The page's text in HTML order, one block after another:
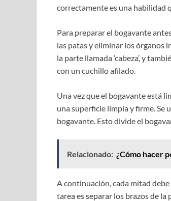
correctamente es una habilidad
Para preparar el bogavante
las patas y eliminar los órganos
la parte llamada ‘cabeza’, y
con un cuchillo afilado.
Una vez que el bogavante está
una superficie limpia y firme. Se
bogavante. Esto divide el
Relacionado: ¿Cómo hacer
A continuación, cada mitad
tarea es separar los brazos de